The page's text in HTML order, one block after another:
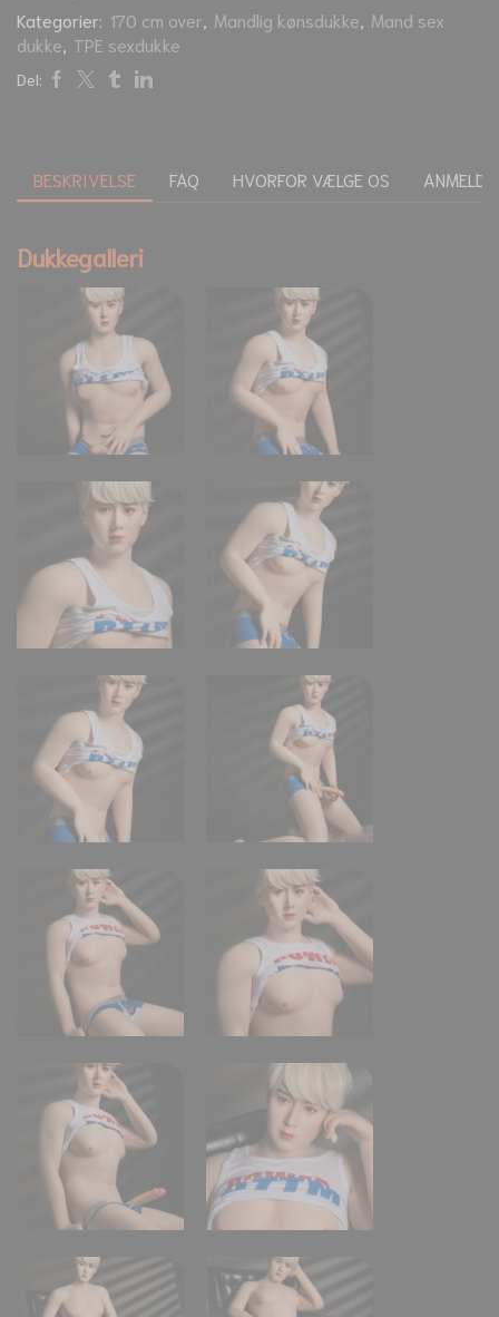
Kategorier: 170 cm over Mandlig kønsdukke Mand sex
dukke TPE sexdukke
Del:
BESKRIVELSE FAQ HVORFOR VÆLGE OS
Dukkegalleri